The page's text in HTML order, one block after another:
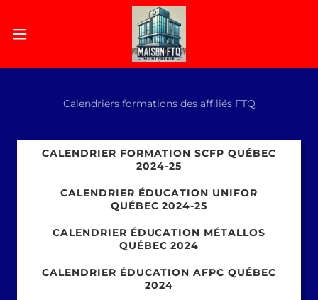
Calendriers formations des affiliés FTQ
CALENDRIER FORMATION SCFP QUÉBEC
2024-25
CALENDRIER ÉDUCATION UNIFOR
QUÉBEC 2024-25
CALENDRIER ÉDUCATION MÉTALLOS
QUÉBEC 2024
CALENDRIER ÉDUCATION AFPC QUÉBEC
2024